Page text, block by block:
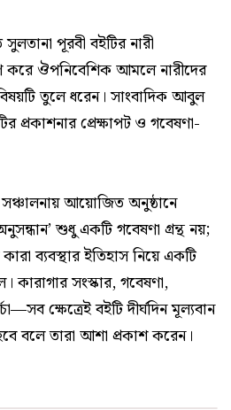
পূরবী বইটির নারী
করে ঔপনিবেশিক আমলে নারীদের
তুলে ধরেন। সাংবাদিক আবুল
প্রকাশনার প্রেক্ষাপট ও গবেষণা-
আয়োজিত অনুষ্ঠানে
শুধু একটি গবেষণা গ্রন্থ নয়;
ব্যবস্থার ইতিহাস নিয়ে একটি
কারাগার সংস্কার, গবেষণা,
ক্ষেত্রেই বইটি দীর্ঘদিন মূল্যবান
বলে তারা আশা প্রকাশ করেন।